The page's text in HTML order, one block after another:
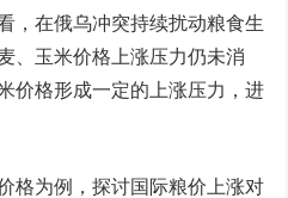
在俄乌冲突持续扰动粮食生
、玉米价格上涨压力仍未消
价格形成一定的上涨压力，进
为例，探讨国际粮价上涨对